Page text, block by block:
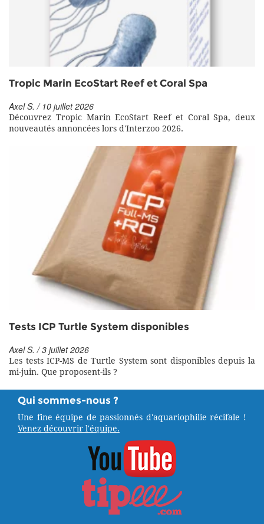
Tropic Marin EcoStart Reef et Coral Spa
Axel S. / 10 juillet 2026
Découvrez Tropic Marin EcoStart Reef et Coral Spa, deux
nouveautés annoncées lors d'Interzoo 2026.
Tests ICP Turtle System disponibles
Axel S. / 3 juillet 2026
Les tests ICP-MS de Turtle System sont disponibles depuis la
mi-juin. Que proposent-ils ?
Qui sommes-nous ?
Une fine équipe de passionnés d'aquariophilie récifale !
Venez découvrir l'équipe.